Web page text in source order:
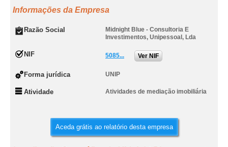
Informações da Empresa
Razão Social
Midnight Blue - Consultoria E
Investimentos, Unipessoal, Lda
NIF 5085... Ver NIF
Forma jurídica UNIP
Atividade Atividades de mediação imobiliária
Aceda grátis ao relatório desta empresa